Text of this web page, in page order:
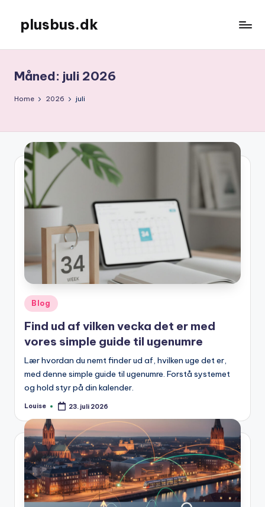
content
plusbus.dk
Måned: juli 2026
Home 2026 juli
Posted
in
Blog
Find ud af vilken vecka det er med
vores simple guide til ugenumre
Lær hvordan du nemt finder ud af, hvilken uge det er,
med denne simple guide til ugenumre. Forstå systemet
og hold styr på din kalender.
Posted
Louise 23. juli 2026